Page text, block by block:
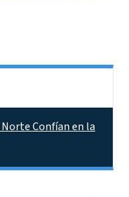
Confían en la